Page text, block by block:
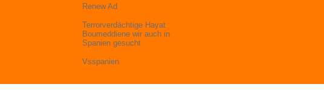
Renew Ad
Terrorverdächtige Hayat
Boumeddiene wir auch in
Spanien gesucht
Vsspanien